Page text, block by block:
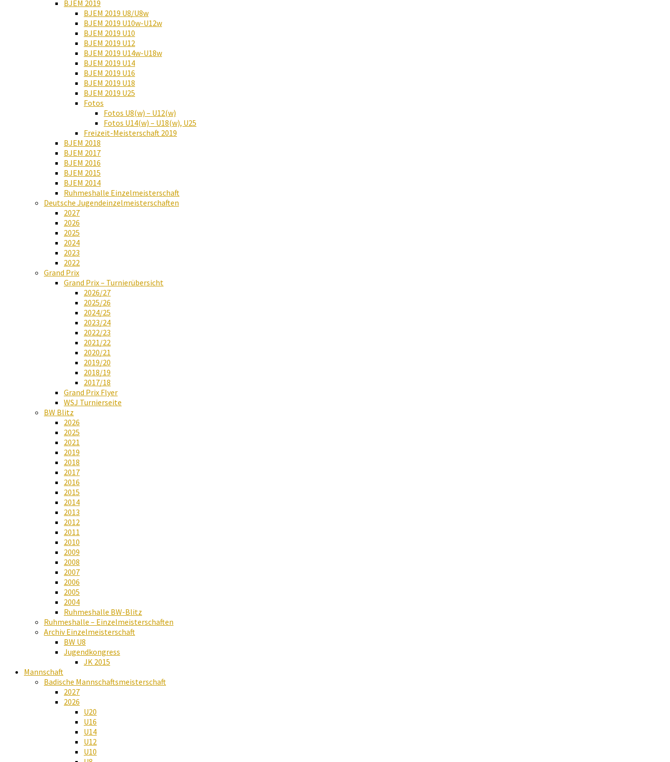
BJEM 2019
BJEM 2019 U8/U8w
BJEM 2019 U10w-U12w
BJEM 2019 U10
BJEM 2019 U12
BJEM 2019 U14w-U18w
BJEM 2019 U14
BJEM 2019 U16
BJEM 2019 U18
BJEM 2019 U25
Fotos
Fotos U8(w) – U12(w)
Fotos U14(w) – U18(w), U25
Freizeit-Meisterschaft 2019
BJEM 2018
BJEM 2017
BJEM 2016
BJEM 2015
BJEM 2014
Ruhmeshalle Einzelmeisterschaft
Deutsche Jugendeinzelmeisterschaften
2027
2026
2025
2024
2023
2022
Grand Prix
Grand Prix – Turnierübersicht
2026/27
2025/26
2024/25
2023/24
2022/23
2021/22
2020/21
2019/20
2018/19
2017/18
Grand Prix Flyer
WSJ Turnierseite
BW Blitz
2026
2025
2021
2019
2018
2017
2016
2015
2014
2013
2012
2011
2010
2009
2008
2007
2006
2005
2004
Ruhmeshalle BW-Blitz
Ruhmeshalle – Einzelmeisterschaften
Archiv Einzelmeisterschaft
BW U8
Jugendkongress
JK 2015
Mannschaft
Badische Mannschaftsmeisterschaft
2027
2026
U20
U16
U14
U12
U10